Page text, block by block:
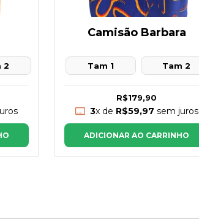
2
Camisão Barbara
Tam 1 Tam 2
R$179,90
3x de R$59,97 sem juros
ADICIONAR AO CARRINHO